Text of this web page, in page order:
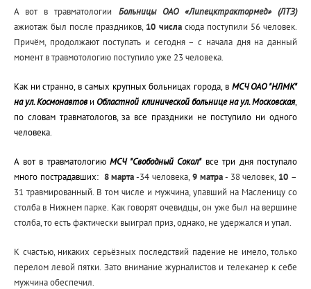
А вот в травматологии Больницы ОАО «Липецктрактормед» (ЛТЗ)
ажиотаж был после праздников, 10 числасюда поступили 56 человек.
Причём, продолжают поступать и сегодня – с начала дня на данный
момент в травмотологию поступило уже 23 человека.
Как ни странно, в самых крупных больницах города, в МСЧ ОАО "НЛМК"
на ул. Космонавтови Областной клинической больнице на ул. Московская,
по словам травматологов, за все праздники не поступило ни одного
человека.
А вот в травматологию МСЧ "Свободный Сокол"все три дня поступало
много пострадавших: 8 марта-34 человека, 9 матра- 38 человек, 10 –
31 травмированный. В том числе и мужчина, упавший на Масленицу со
столба в Нижнем парке. Как говорят очевидцы, он уже был на вершине
столба, то есть фактически выиграл приз, однако, не удержался и упал.
К счастью, никаких серьёзных последствий падение не имело, только
перелом левой пятки. Зато внимание журналистов и телекамер к себе
мужчина обеспечил.